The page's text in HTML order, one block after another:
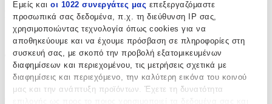
Εμείς και οι 1022 συνεργάτες μας επεξεργαζόμαστε
προσωπικά σας δεδομένα, π.χ. τη διεύθυνση IP σας,
χρησιμοποιώντας τεχνολογία όπως cookies για να
αποθηκεύουμε και να έχουμε πρόσβαση σε πληροφορίες στη
συσκευή σας, με σκοπό την προβολή εξατομικευμένων
διαφημίσεων και περιεχομένου, τις μετρήσεις σχετικά με
διαφημίσεις και περιεχόμενο, την καλύτερη εικόνα του κοινού
μας και την ανάπτυξη προϊόντων. Έχετε τη δυνατότητα
Μπορντούρα:
Ναι
Φωσφοριζέ:
Όχι
3D